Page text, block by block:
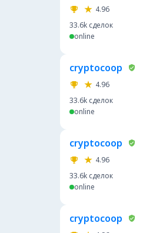
4.96
33.6k сделок
online
cryptocoop
4.96
33.6k сделок
online
cryptocoop
4.96
33.6k сделок
online
cryptocoop